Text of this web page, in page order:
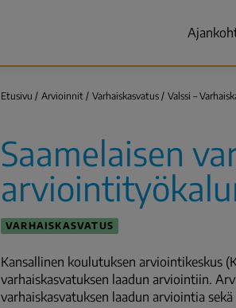
Etusivu Arvioinnit Varhaiskasvatus Valssi –
Saamelaisen
VARHAISKASVATUS
Kansallinen koulutuksen arviointikeskus
varhaiskasvatuksen laadun arviointiin.
varhaiskasvatuksen laadun arviointia